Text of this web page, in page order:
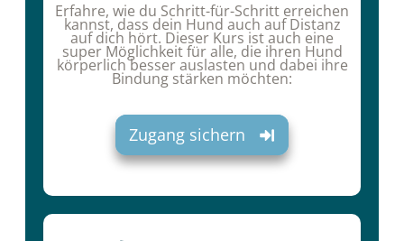
Erfahre, wie du Schritt-für-Schritt erreichen
kannst, dass dein Hund auch auf Distanz
auf dich hört. Dieser Kurs ist auch eine
super Möglichkeit für alle, die ihren Hund
körperlich besser auslasten und dabei ihre
Bindung stärken möchten:
Zugang sichern